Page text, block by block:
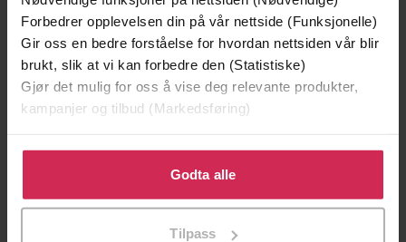
Forbedrer opplevelsen din på vår nettside (Funksjonelle)
Gir oss en bedre forståelse for hvordan nettsiden vår blir
brukt, slik at vi kan forbedre den (Statistiske)
Gjør det mulig for oss å vise deg relevante produkter,
kampanjer og tilbud (Markedsføring)
Klikk på «Godta alle» for å gi oss ditt samtykke til å
bruke cookies for alle disse formålene. Du kan også
tilpasse ditt samtykke til spesifikke formål ved å klikke
Godta alle
Tilpass
199,-
349,-